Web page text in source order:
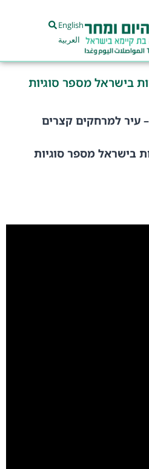
English
العربية
בישראל מספר סוגיות
עיר למרחקים קצרים
בישראל מספר סוגיות